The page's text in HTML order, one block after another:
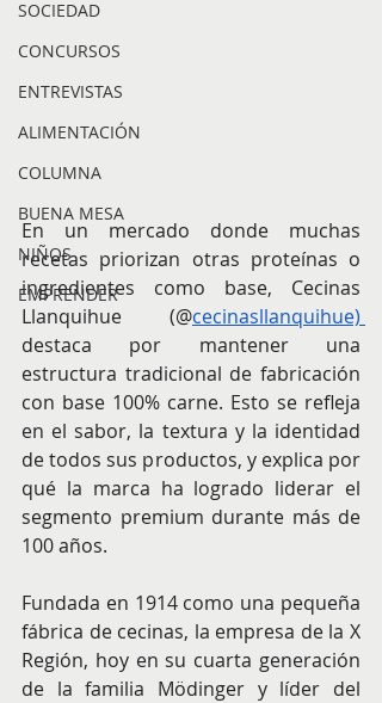
SOCIEDAD
CONCURSOS
ENTREVISTAS
ALIMENTACIÓN
COLUMNA
BUENA MESA
NIÑOS
EMPRENDER
En un mercado donde muchas
recetas priorizan otras proteínas o
ingredientes como base, Cecinas
Llanquihue (@
destaca por mantener una
estructura tradicional de fabricación
con base 100% carne. Esto se refleja
en el sabor, la textura y la identidad
de todos sus productos, y explica por
qué la marca ha logrado liderar el
segmento premium durante más de
100 años.
Fundada en 1914 como una pequeña
fábrica de cecinas, la empresa de la X
Región, hoy en su cuarta generación
de la familia Mödinger y líder del